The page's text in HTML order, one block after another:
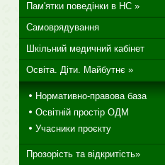
Пам'ятки поведінки в НС »
Самоврядування
Шкільний медичний кабінет
Освіта. Діти. Майбутнє »
Нормативно-правова база
Освітній простір ОДМ
Учасники проєкту
Прозорість та відкритість»